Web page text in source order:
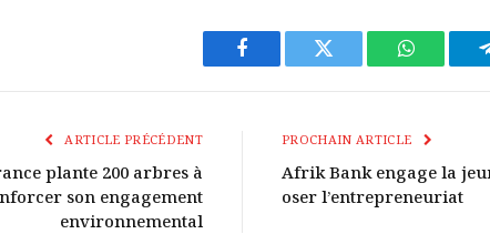
Facebook Twitter WhatsApp
ARTICLE PRÉCÉDENT
plante 200 arbres à
son engagement
environnemental
PROCHAIN ARTICLE
Afrik Bank engage la
oser l’entrepreneuriat